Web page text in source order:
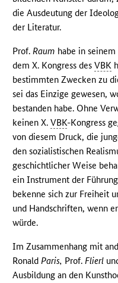
die Ausdeutung der
der Literatur.
Prof.Raum habe in
dem X. Kongress desVBK
bestimmten Zwecken zu
sei das Einzige gewesen,
bestanden habe. Ohne
keinen X.VBK-Kongress
von diesem Druck, die
den sozialistischen
geschichtlicher Weise
ein Instrument der
bekenne sich zur Freiheit
und Handschriften, wenn
würde.
Im Zusammenhang mit
RonaldParis, Prof.Flierl
Ausbildung an den